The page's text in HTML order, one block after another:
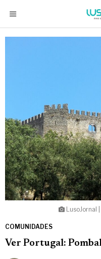
LusoJornal
COMUNIDADES
Ver Portugal: